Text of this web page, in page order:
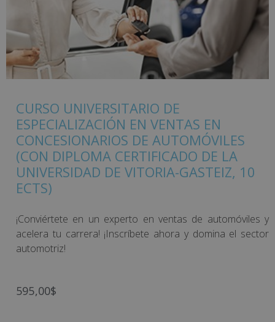
CURSO UNIVERSITARIO DE
ESPECIALIZACIÓN EN VENTAS EN
CONCESIONARIOS DE AUTOMÓVILES
(CON DIPLOMA CERTIFICADO DE LA
UNIVERSIDAD DE VITORIA-GASTEIZ, 10
ECTS)
¡Conviértete en un experto en ventas de automóviles y
acelera tu carrera! ¡Inscríbete ahora y domina el sector
automotriz!
595,00$